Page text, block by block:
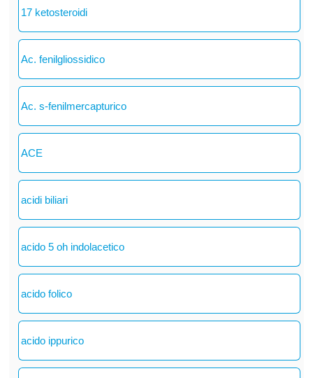
17 ketosteroidi
Ac. fenilgliossidico
Ac. s-fenilmercapturico
ACE
acidi biliari
acido 5 oh indolacetico
acido folico
acido ippurico